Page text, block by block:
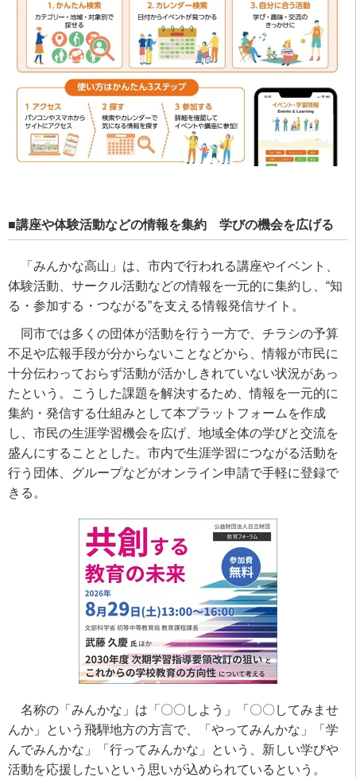
■講座や体験活動などの情報を集約 学びの機会を広げる
「みんかな高山」は、市内で行われる講座やイベント、
体験活動、サークル活動などの情報を一元的に集約し、“知
る・参加する・つながる”を支える情報発信サイト。
同市では多くの団体が活動を行う一方で、チラシの予算
不足や広報手段が分からないことなどから、情報が市民に
十分伝わっておらず活動が活かしきれていない状況があっ
たという。こうした課題を解決するため、情報を一元的に
集約・発信する仕組みとして本プラットフォームを作成
し、市民の生涯学習機会を広げ、地域全体の学びと交流を
盛んにすることとした。市内で生涯学習につながる活動を
行う団体、グループなどがオンライン申請で手軽に登録で
きる。
名称の「みんかな」は「〇〇しよう」「〇〇してみませ
んか」という飛騨地方の方言で、「やってみんかな」「学
んでみんかな」「行ってみんかな」という、新しい学びや
活動を応援したいという思いが込められているという。